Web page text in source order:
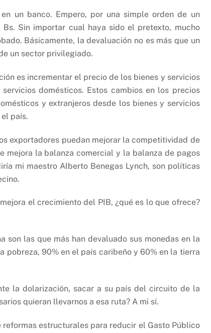
un banco. Empero, por una simple orden de un
Sin importar cual haya sido el pretexto, mucho
Básicamente, la devaluación no es más que un
un sector privilegiado.
es incrementar el precio de los bienes y servicios
domésticos. Estos cambios en los precios
y extranjeros desde los bienes y servicios
país.
exportadores puedan mejorar la competitividad de
mejora la balanza comercial y la balanza de pagos
mi maestro Alberto Benegas Lynch, son políticas
el crecimiento del PIB, ¿qué es lo que ofrece?
son las que más han devaluado sus monedas en la
90% en el país caribeño y 60% en la tierra
la dolarización, sacar a su país del circuito de la
quieran llevarnos a esa ruta? A mi sí.
estructurales para reducir el Gasto Público